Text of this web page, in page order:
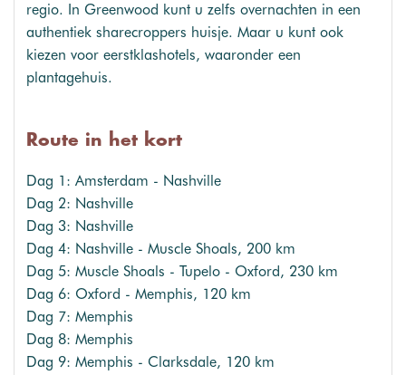
regio. In Greenwood kunt u zelfs overnachten in een
authentiek sharecroppers huisje. Maar u kunt ook
kiezen voor eerstklashotels, waaronder een
plantagehuis.
Route in het kort
Dag 1: Amsterdam - Nashville
Dag 2: Nashville
Dag 3: Nashville
Dag 4: Nashville - Muscle Shoals, 200 km
Dag 5: Muscle Shoals - Tupelo - Oxford, 230 km
Dag 6: Oxford - Memphis, 120 km
Dag 7: Memphis
Dag 8: Memphis
Dag 9: Memphis - Clarksdale, 120 km